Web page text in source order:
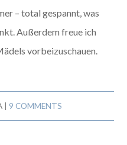
– total gespannt, was
Außerdem freue ich
vorbeizuschauen.
9 COMMENTS